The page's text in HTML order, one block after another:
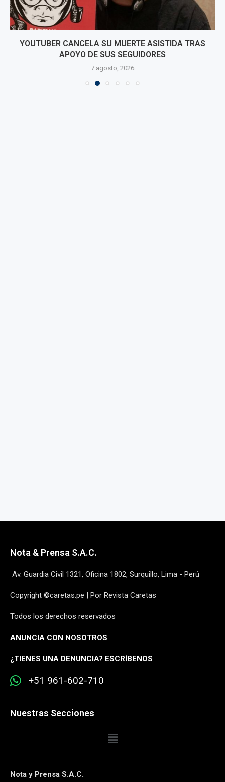
YOUTUBER CANCELA SU MUERTE ASISTIDA TRAS
APOYO DE SUS SEGUIDORES
7 agosto, 2026
Nota & Prensa S.A.C.
Av. Guardia Civil 1321, Oficina 1802, Surquillo, Lima - Perú
Copyright ©caretas.pe | Por Revista Caretas
Todos los derechos reservados
ANUNCIA CON NOSOTROS
¿TIENES UNA DENUNCIA? ESCRÍBENOS
+51 961-602-710
Nuestras Secciones
Nota y Prensa S.A.C.